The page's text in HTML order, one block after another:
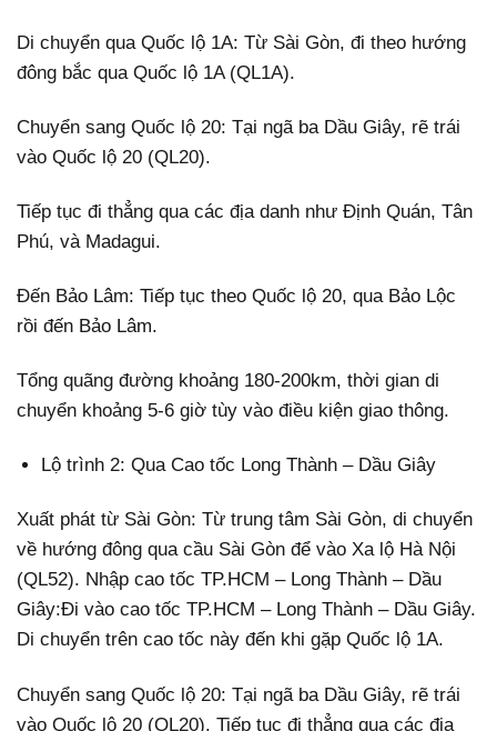
Di chuyển qua Quốc lộ 1A: Từ Sài Gòn, đi theo hướng
đông bắc qua Quốc lộ 1A (QL1A).
Chuyển sang Quốc lộ 20: Tại ngã ba Dầu Giây, rẽ trái
vào Quốc lộ 20 (QL20).
Tiếp tục đi thẳng qua các địa danh như Định Quán, Tân
Phú, và Madagui.
Đến Bảo Lâm: Tiếp tục theo Quốc lộ 20, qua Bảo Lộc
rồi đến Bảo Lâm.
Tổng quãng đường khoảng 180-200km, thời gian di
chuyển khoảng 5-6 giờ tùy vào điều kiện giao thông.
Lộ trình 2: Qua Cao tốc Long Thành – Dầu Giây
Xuất phát từ Sài Gòn: Từ trung tâm Sài Gòn, di chuyển
về hướng đông qua cầu Sài Gòn để vào Xa lộ Hà Nội
(QL52). Nhập cao tốc TP.HCM – Long Thành – Dầu
Giây:Đi vào cao tốc TP.HCM – Long Thành – Dầu Giây.
Di chuyển trên cao tốc này đến khi gặp Quốc lộ 1A.
Chuyển sang Quốc lộ 20: Tại ngã ba Dầu Giây, rẽ trái
vào Quốc lộ 20 (QL20). Tiếp tục đi thẳng qua các địa